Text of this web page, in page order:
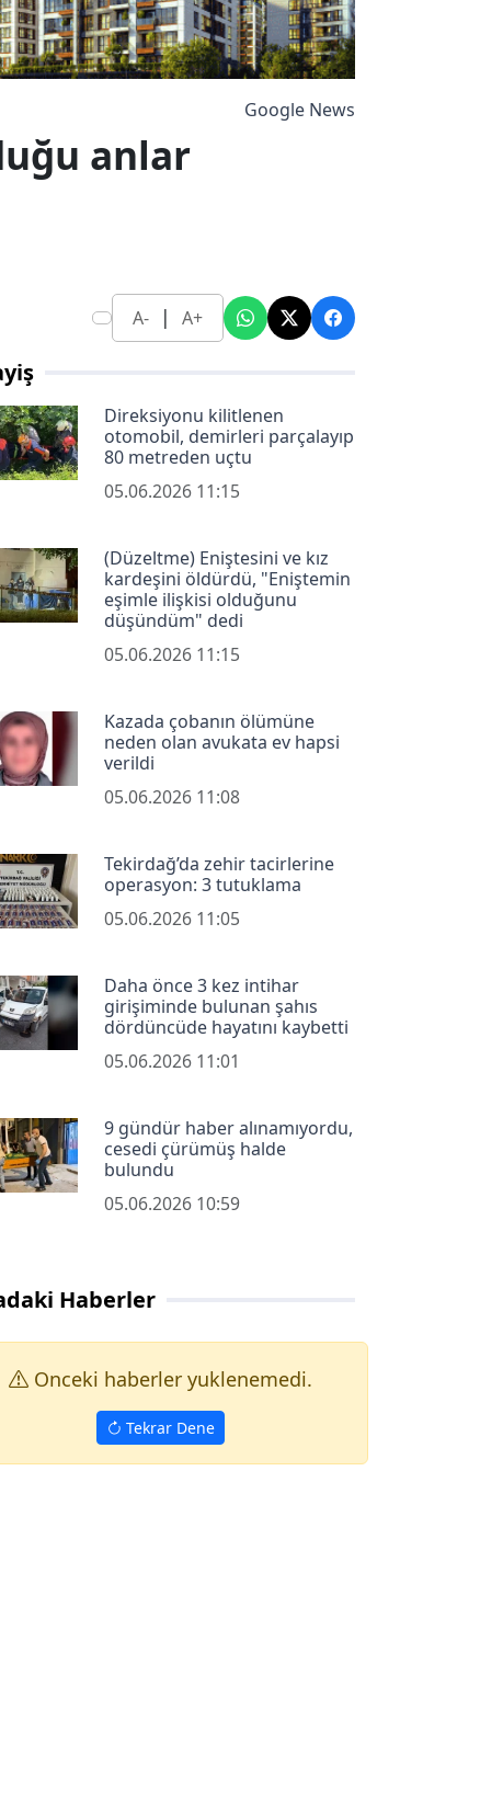
Google News
anlar
A- | A+
Direksiyonu kilitlenen
otomobil, demirleri parçalayıp
80 metreden uçtu
05.06.2026 11:15
(Düzeltme) Eniştesini ve kız
kardeşini öldürdü, "Eniştemin
eşimle ilişkisi olduğunu
düşündüm" dedi
05.06.2026 11:15
Kazada çobanın ölümüne
neden olan avukata ev hapsi
verildi
05.06.2026 11:08
Tekirdağ’da zehir tacirlerine
operasyon: 3 tutuklama
05.06.2026 11:05
Daha önce 3 kez intihar
girişiminde bulunan şahıs
dördüncüde hayatını kaybetti
05.06.2026 11:01
9 gündür haber alınamıyordu,
cesedi çürümüş halde
bulundu
05.06.2026 10:59
Haberler
Onceki haberler yuklenemedi.
Tekrar Dene